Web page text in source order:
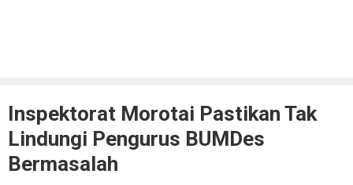
Inspektorat Morotai Pastikan Tak
Lindungi Pengurus BUMDes
Bermasalah